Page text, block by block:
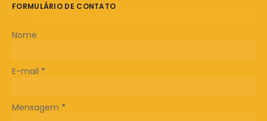
FORMULÁRIO DE CONTATO
Nome
E-mail *
Mensagem *